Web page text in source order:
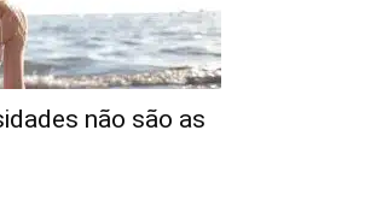
não são as